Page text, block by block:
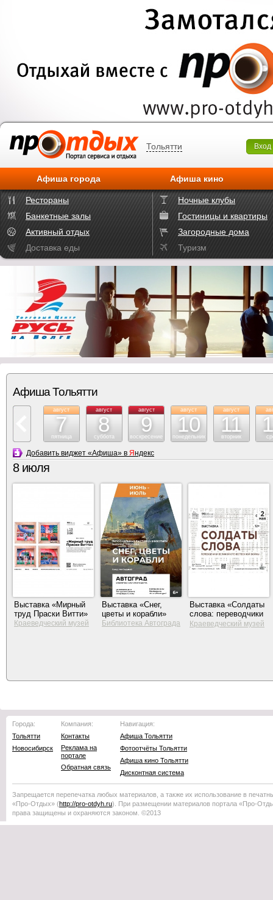
Тольятти Вход
Афиша города Афиша кино
Рестораны
Ночные клубы
Банкетные залы
Гостиницы и квартиры
Активный отдых
Загородные дома
Доставка еды
Туризм
Афиша Тольятти
август
7
пятница
август
8
суббота
август
9
воскресение
август
10
понедельник
август
11
вторник
Добавить виджет «Афиша» в Яндекс
8 июля
Выставка «Мирный
труд Праски Витти»
Краеведческий музей
Выставка «Снег,
цветы и корабли»
Библиотека Автограда
Выставка «Солдаты
слова: переводчики
Великой
Краеведческий музей
Города:
Тольятти
Новосибирск
Компания:
Контакты
Реклама на
портале
Обратная связь
Навигация:
Афиша Тольятти
Фотоотчёты Тольятти
Афиша кино Тольятти
Дисконтная система
Запрещается перепечатка любых материалов, а также их использование в
«Про-Отдых» (http://pro-otdyh .ru). При размещении материалов портала «Про-
права защищены и охраняются законом. ©2013